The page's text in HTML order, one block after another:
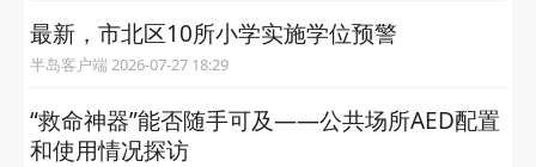
最新，市北区10所小学实施学位预警
半岛客户端 2026-07-27 18:29
“救命神器”能否随手可及——公共场所AED配置
和使用情况探访